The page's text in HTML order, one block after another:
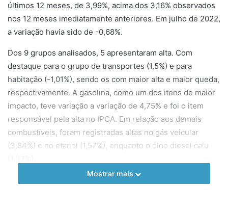
últimos 12 meses, de 3,99%, acima dos 3,16% observados
nos 12 meses imediatamente anteriores. Em julho de 2022,
a variação havia sido de -0,68%.
Dos 9 grupos analisados, 5 apresentaram alta. Com
destaque para o grupo de transportes (1,5%) e para
habitação (-1,01%), sendo os com maior alta e maior queda,
respectivamente. A gasolina, como um dos itens de maior
impacto, teve variação a variação de 4,75% e foi o item
responsável pela alta no IPCA. Em relação aos demais
combustíveis, foram registradas altas no gás veicular
(3,84%) e no etanol (1,57%), enquanto o óleo diesel caiu
Mostrar mais